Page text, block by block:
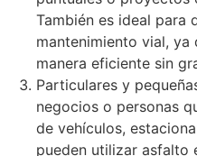
También es ideal para
mantenimiento vial,
manera eficiente sin
Particulares y
negocios o personas
de vehículos,
pueden utilizar asfalto